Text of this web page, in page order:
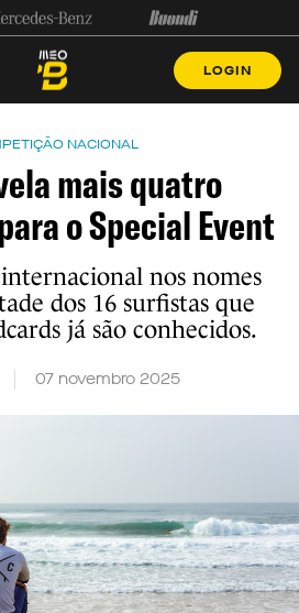
LOGIN
NACIONAL
mais quatro
o Special Event
nos nomes
dos 16 surfistas que
já são conhecidos.
07 novembro 2025